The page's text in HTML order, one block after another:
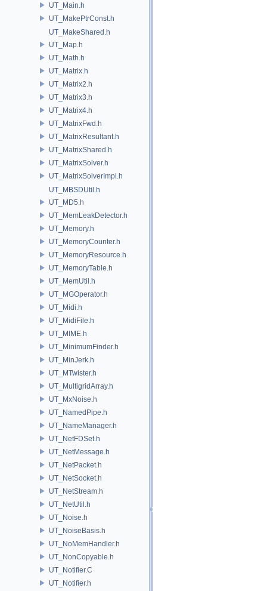
UT_Main.h
UT_MakePtrConst.h
UT_MakeShared.h
UT_Map.h
UT_Math.h
UT_Matrix.h
UT_Matrix2.h
UT_Matrix3.h
UT_Matrix4.h
UT_MatrixFwd.h
UT_MatrixResultant.h
UT_MatrixShared.h
UT_MatrixSolver.h
UT_MatrixSolverImpl.h
UT_MBSDUtil.h
UT_MD5.h
UT_MemLeakDetector.h
UT_Memory.h
UT_MemoryCounter.h
UT_MemoryResource.h
UT_MemoryTable.h
UT_MemUtil.h
UT_MGOperator.h
UT_Midi.h
UT_MidiFile.h
UT_MIME.h
UT_MinimumFinder.h
UT_MinJerk.h
UT_MTwister.h
UT_MultigridArray.h
UT_MxNoise.h
UT_NamedPipe.h
UT_NameManager.h
UT_NetFDSet.h
UT_NetMessage.h
UT_NetPacket.h
UT_NetSocket.h
UT_NetStream.h
UT_NetUtil.h
UT_Noise.h
UT_NoiseBasis.h
UT_NoMemHandler.h
UT_NonCopyable.h
UT_Notifier.C
UT_Notifier.h